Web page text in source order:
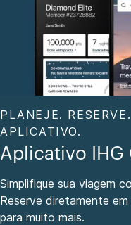
PLANEJE.
APLICATIVO.
Aplicativo IHG
Simplifique sua viagem
Reserve diretamente
para muito mais.